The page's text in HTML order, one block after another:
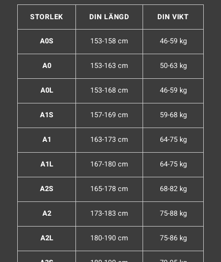
STORLEK DIN LÄNGD DIN VIKT
A0S 153-158 cm 46-59 kg
A0 153-163 cm 50-63 kg
A0L 153-168 cm 46-59 kg
A1S 157-169 cm 59-68 kg
A1 163-173 cm 64-75 kg
A1L 167-180 cm 64-75 kg
A2S 165-178 cm 68-82 kg
A2 173-183 cm 75-88 kg
A2L 180-190 cm 75-86 kg